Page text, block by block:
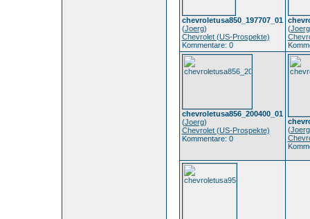
chevroletusa850_197707_01
(Joerg)
Chevrolet (US-Prospekte)
Kommentare: 0
(Joerg
chevroletusa856_200400_01
(Joerg)
Chevrolet (US-Prospekte)
Kommentare: 0
(Joerg